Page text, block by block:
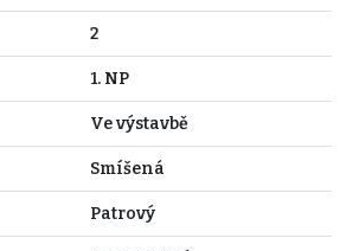
2
1. NP
Ve výstavbě
Smíšená
Patrový